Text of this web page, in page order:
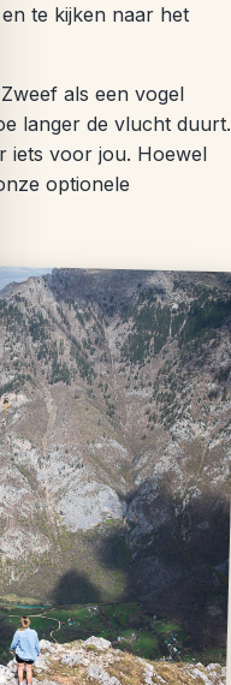
te kijken naar het
als een vogel
langer de vlucht duurt.
iets voor jou. Hoewel
optionele